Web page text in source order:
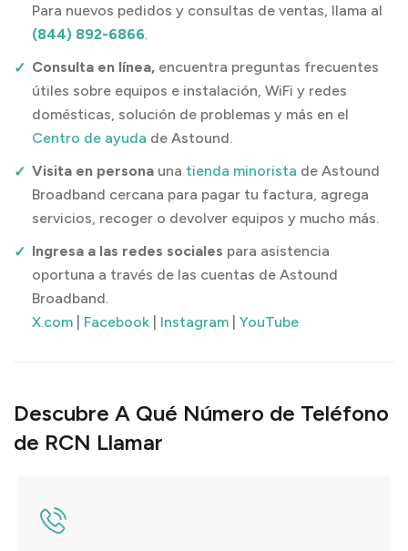
Para nuevos pedidos y consultas de ventas, llama al
(844) 892-6866.
Consulta en línea, encuentra preguntas frecuentes
útiles sobre equipos e instalación, WiFi y redes
domésticas, solución de problemas y más en el
Centro de ayuda de Astound.
Visita en persona una tienda minorista de Astound
Broadband cercana para pagar tu factura, agrega
servicios, recoger o devolver equipos y mucho más.
Ingresa a las redes sociales para asistencia
oportuna a través de las cuentas de Astound
Broadband.
X.com
Facebook Instagram YouTube
Descubre A Qué Número de Teléfono
de RCN Llamar